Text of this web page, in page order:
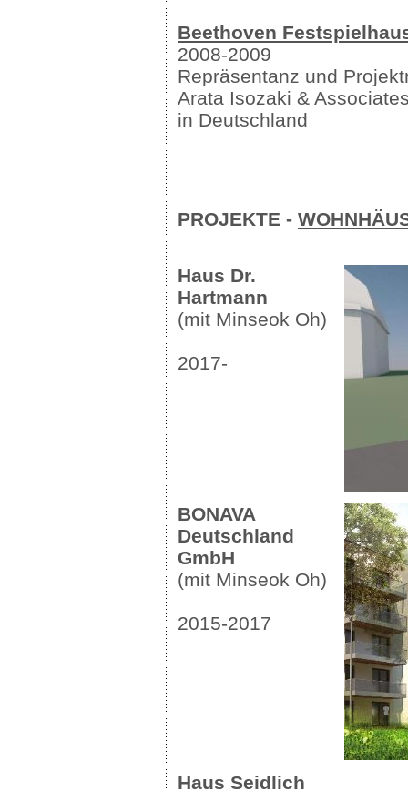
Beethoven
2008-2009
Repräsentanz und
Arata Isozaki &
in Deutschland
PROJEKTE -
Haus Dr.
Hartmann
(mit Minseok Oh)
2017-
BONAVA
Deutschland
GmbH
(mit Minseok Oh)
2015-2017
Haus Seidlich